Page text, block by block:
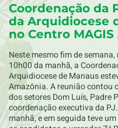
Coordenação da
da Arquidiocese
no Centro
Neste mesmo fim de
10h00 da manhã, a
Arquidiocese de Manaus
Amazônia. A reunião contou
dos setores Dom Luís, Padre
coordenação executiva da
manhã, e em seguida teve